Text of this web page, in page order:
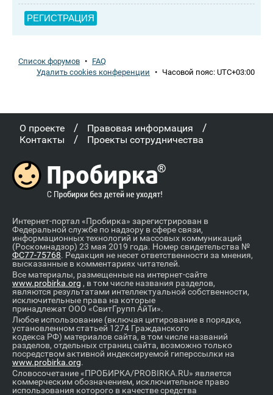
РЕГИСТРАЦИЯ
Список форумов • FAQ
Удалить cookies конференции • Часовой пояс: UTC+03:00
О проекте / Правовая информация /
Контакты / Проекты сотрудничества
Интернет-портал «Пробирка» зарегистрирован в
Федеральной службе по надзору в сфере связи,
информационных технологий и массовых коммуникаций
(Роскомнадзор) 23 мая 2019 года. Номер свидетельства №
ФС77-75768. Редакция не несет ответственности за мнения,
высказанные в комментариях читателей.
Все материалы, размещенные на интернет-сайте
www.probirka.org , в том числе названия разделов,
являются результатами интеллектуальной собственности,
исключительные права на которые
принадлежат ООО «СвитГрупп АйТи».
Любое использование (включая цитирование в порядке,
установленном статьей 1274 Гражданского
кодекса РФ) материалов сайта, в том числе названий
разделов, отдельных страниц сайта, возможно только
посредством активной индексируемой гиперссылки на
www.probirka.org.
Словосочетание «ПРОБИРКА/PROBIRKA.RU» является
коммерческим обозначением, исключительное право
использования которого в качестве средства